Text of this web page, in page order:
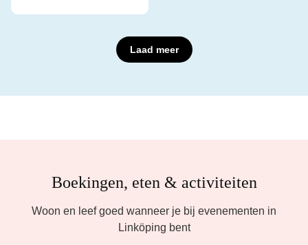
Laad meer
Boekingen, eten & activiteiten
Woon en leef goed wanneer je bij evenementen in
Linköping bent